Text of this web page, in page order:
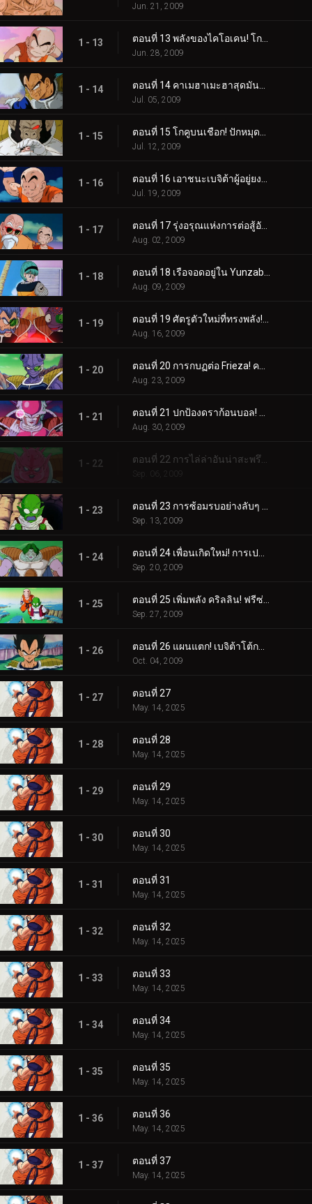
Jun. 21, 2009
1 - 13
Jun. 28, 2009
1 - 14
Jul. 05, 2009
1 - 15
Jul. 12, 2009
1 - 16
Jul. 19, 2009
1 - 17
Aug. 02, 2009
1 - 18
Aug. 09, 2009
1 - 19
Aug. 16, 2009
1 - 20
Aug. 23, 2009
1 - 21
Aug. 30, 2009
1 - 22
Sep. 06, 2009
1 - 23
Sep. 13, 2009
1 - 24
Sep. 20, 2009
1 - 25
Sep. 27, 2009
1 - 26
Oct. 04, 2009
1 - 27 ตอนที่ 27
May. 14, 2025
1 - 28 ตอนที่ 28
May. 14, 2025
1 - 29 ตอนที่ 29
May. 14, 2025
1 - 30 ตอนที่ 30
May. 14, 2025
1 - 31 ตอนที่ 31
May. 14, 2025
1 - 32 ตอนที่ 32
May. 14, 2025
1 - 33 ตอนที่ 33
May. 14, 2025
1 - 34 ตอนที่ 34
May. 14, 2025
1 - 35 ตอนที่ 35
May. 14, 2025
1 - 36 ตอนที่ 36
May. 14, 2025
1 - 37 ตอนที่ 37
May. 14, 2025